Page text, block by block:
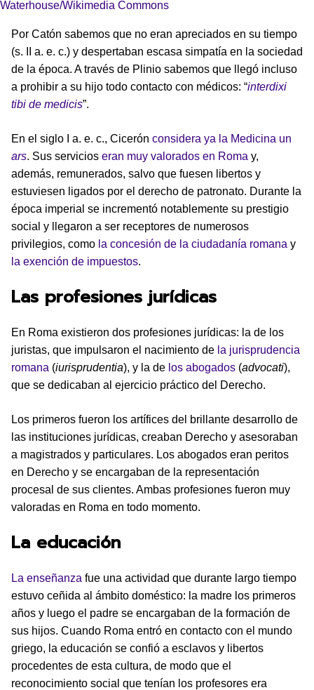
Waterhouse/Wikimedia Commons
Por Catón sabemos que no eran apreciados en su tiempo
(s. II a. e. c.) y despertaban escasa simpatía en la sociedad
de la época. A través de Plinio sabemos que llegó incluso
a prohibir a su hijo todo contacto con médicos: “interdixi
tibi de medicis”.
En el siglo I a. e. c., Cicerón considera ya la Medicina un
ars. Sus servicios eran muy valorados en Roma y,
además, remunerados, salvo que fuesen libertos y
estuviesen ligados por el derecho de patronato. Durante la
época imperial se incrementó notablemente su prestigio
social y llegaron a ser receptores de numerosos
privilegios, como la concesión de la ciudadanía romana y
la exención de impuestos.
Las profesiones jurídicas
En Roma existieron dos profesiones jurídicas: la de los
juristas, que impulsaron el nacimiento de la jurisprudencia
romana (iurisprudentia), y la de los abogados (advocati),
que se dedicaban al ejercicio práctico del Derecho.
Los primeros fueron los artífices del brillante desarrollo de
las instituciones jurídicas, creaban Derecho y asesoraban
a magistrados y particulares. Los abogados eran peritos
en Derecho y se encargaban de la representación
procesal de sus clientes. Ambas profesiones fueron muy
valoradas en Roma en todo momento.
La educación
La enseñanza fue una actividad que durante largo tiempo
estuvo ceñida al ámbito doméstico: la madre los primeros
años y luego el padre se encargaban de la formación de
sus hijos. Cuando Roma entró en contacto con el mundo
griego, la educación se confió a esclavos y libertos
procedentes de esta cultura, de modo que el
reconocimiento social que tenían los profesores era